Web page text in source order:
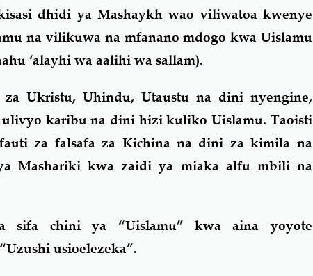
dhidi ya Mashaykh wao viliwatoa kwenye
na vilikuwa na mfanano mdogo kwa Uislamu
‘alayhi wa aalihi wa sallam).
Ukristu, Uhindu, Utaustu na dini nyengine,
karibu na dini hizi kuliko Uislamu. Taoisti
za falsafa za Kichina na dini za kimila na
Mashariki kwa zaidi ya miaka alfu mbili na
sifa chini ya “Uislamu” kwa aina yoyote
usioelezeka”.